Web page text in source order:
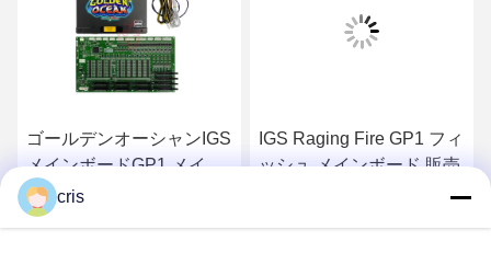
ゴールデンオーシャンIGS
メインボードGP1 メイン
ボード 販売
最もよい価格を得なさい
IGS Raging Fire GP1 フィ
ッシュ メインボード 販売
cris